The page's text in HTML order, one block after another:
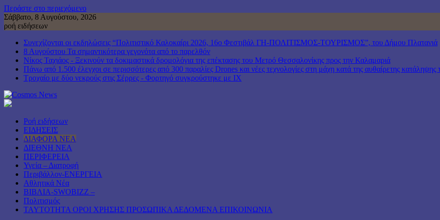
Περάστε στο περιεχόμενο
Σάββατο, 8 Αυγούστου, 2026
ροή ειδήσεων
Συνεχίζονται οι εκδηλώσεις “Πολιτιστικό Καλοκαίρι 2026, 16ο Φεστιβάλ ΓΗ-ΠΟΛΙΤΙΣΜΟΣ-ΤΟΥΡΙΣΜΟΣ”, του Δήμου Πλατανιά
8 Αυγούστου Τα σημαντικότερα γεγονότα από το παρελθόν
Νίκος Ταχιάος - Ξεκινούν τα δοκιμαστικά δρομολόγια της επέκτασης του Μετρό Θεσσαλονίκης προς την Καλαμαριά
Πάνω από 1.500 έλεγχοι σε περισσότερες από 300 παραλίες Drones και νέες τεχνολογίες στη μάχη κατά της αυθαίρετης κατάληψης
Τροχαίο με δύο νεκρούς στις Σέρρες - Φορτηγό συγκρούστηκε με ΙΧ
Ροή ειδήσεων
ΕΙΔΗΣΕΙΣ
ΔΙΑΦΟΡΑ ΝΕΑ
ΔΙΕΘΝΗ ΝΕΑ
ΠΕΡΙΦΕΡΕΙΑ
Υγεία – Διατροφή
Περιβάλλον-ΕΝΕΡΓΕΙΑ
Αθλητικά Νέα
ΒΙΒΛΙΑ-SWOBIZZ –
Πολιτισμός
TAYTOTHTA ΟΡΟΙ ΧΡΗΣΗΣ ΠΡΟΣΩΠΙΚΑ ΔΕΔΟΜΕΝΑ ΕΠΙΚΟΙΝΩΝΙΑ